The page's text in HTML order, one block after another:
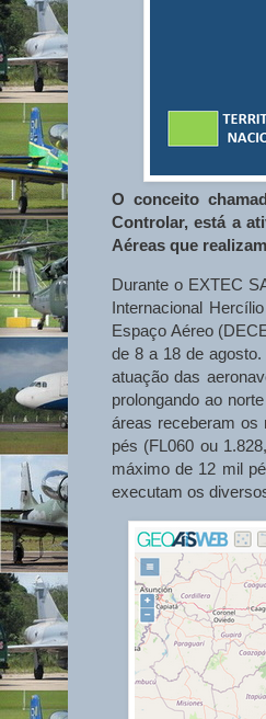
O conceito
Controlar, está a
Aéreas que
Durante o EXTEC
Internacional
Espaço Aéreo
de 8 a 18 de
atuação das
prolongando ao
áreas receberam os
pés (FL060 ou
máximo de 12 mil
executam os